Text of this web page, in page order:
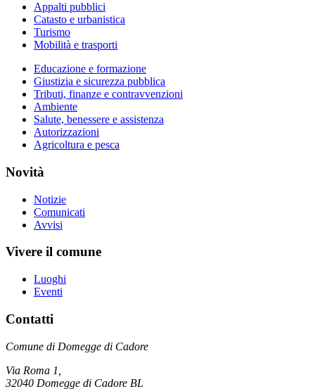
Appalti pubblici
Catasto e urbanistica
Turismo
Mobilità e trasporti
Educazione e formazione
Giustizia e sicurezza pubblica
Tributi, finanze e contravvenzioni
Ambiente
Salute, benessere e assistenza
Autorizzazioni
Agricoltura e pesca
Novità
Notizie
Comunicati
Avvisi
Vivere il comune
Luoghi
Eventi
Contatti
Comune di Domegge di Cadore
Via Roma 1,
32040 Domegge di Cadore BL